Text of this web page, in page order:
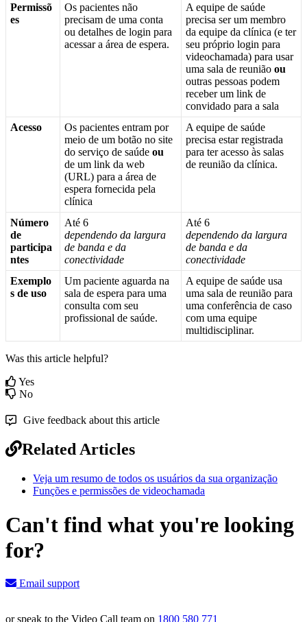
Permissõ
es
Os pacientes não
precisam de uma conta
ou detalhes de login para
acessar a área de espera.
A equipe de saúde
precisa ser um membro
da equipe da clínica (e ter
seu próprio login para
videochamada) para usar
uma sala de reunião ou
outras pessoas podem
receber um link de
convidado para a sala
Acesso
Os pacientes entram por
meio de um botão no site
do serviço de saúde ou
de um link da web
(URL) para a área de
espera fornecida pela
clínica
A equipe de saúde
precisa estar registrada
para ter acesso às salas
de reunião da clínica.
Número
de
participa
ntes
Até 6
dependendo da largura
de banda e da
conectividade
Até 6
dependendo da largura
de banda e da
conectividade
Exemplo
s de uso
Um paciente aguarda na
sala de espera para uma
consulta com seu
profissional de saúde.
A equipe de saúde usa
uma sala de reunião para
uma conferência de caso
com uma equipe
multidisciplinar.
Was this article helpful?
Yes
No
Give feedback about this article
Related Articles
Veja um resumo de todos os usuários da sua organização
Funções e permissões de videochamada
Can't find what you're looking
for?
Email support
or speak to the Video Call team on 1800 580 771